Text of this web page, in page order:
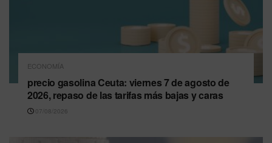
ECONOMÍA
precio gasolina Ceuta: viernes 7 de agosto de
2026, repaso de las tarifas más bajas y caras
07/08/2026